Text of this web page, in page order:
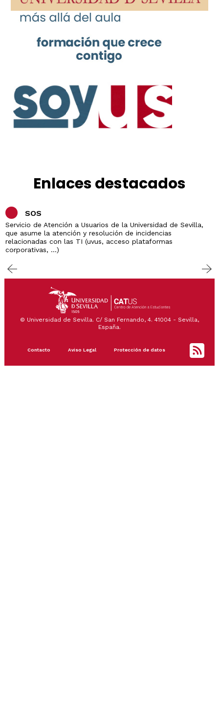
Escuela Técnica Superior de Ingeniería de
esta universidad, durante el curso
académico 2025-2026 y que no han sido
Ministerio
de Educación, Formación Profesional y
Deportes en el curso académico 2025-2026
convocatoria..
🔗Acceso a la Resolución
Enlaces destacados
SOS
Servicio de Atención a Usuarios de la Universidad de Sevilla,
que asume la atención y resolución de incidencias
relacionadas con las TI (uvus, acceso plataformas
corporativas, ...)
© Universidad de Sevilla. C/ San Fernando, 4. 41004 - Sevilla,
España.
Footer
menu
Contacto Aviso Legal Protección de datos